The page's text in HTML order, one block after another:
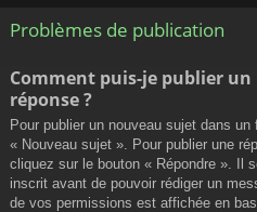
Problèmes de publication
Comment puis-je publier
réponse ?
Pour publier un nouveau sujet dans
« Nouveau sujet ». Pour publier une
cliquez sur le bouton « Répondre ». Il
inscrit avant de pouvoir rédiger un
de vos permissions est affichée en